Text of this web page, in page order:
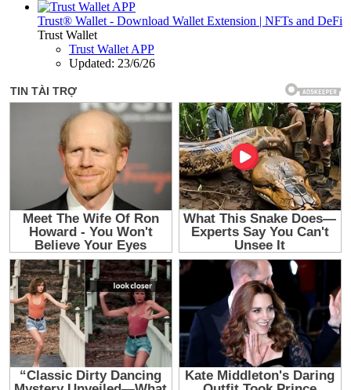
Trust® Wallet - Download Wallet Extension | NFTs and DeFi
Trust Wallet
Trust Wallet APP
Updated: 23/6/26